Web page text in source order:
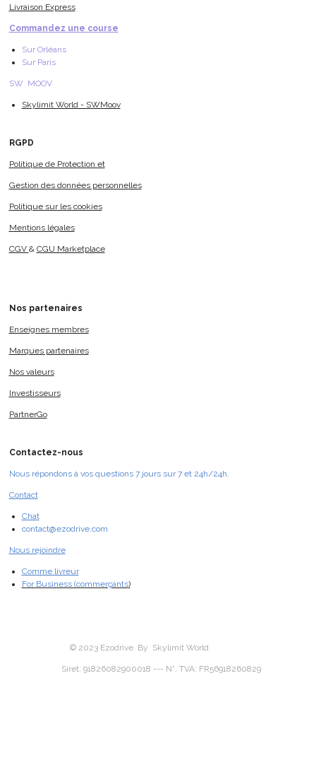
Livraison Express
Commandez une course
Sur Orléans
Sur Paris
SW MOOV
Skylimit World - SWMoov
RGPD
Politique de Protection et
Gestion des données personnelles
Politique sur les cookies
Mentions légales
CGV & CGU Marketplace
Nos partenaires
Enseignes membres
Marques partenaires
Nos valeurs
Investisseurs
PartnerGo
Contactez-nous
Nous répondons à vos questions 7 jours sur 7 et 24h/24h.
Contact
Chat
contact@ezodrive.com
Nous rejoindre
Comme livreur
For Business (commerçants)
© 2023 Ezodrive By Skylimit World
Siret: 91826082900018 --- N°. TVA: FR56918260829